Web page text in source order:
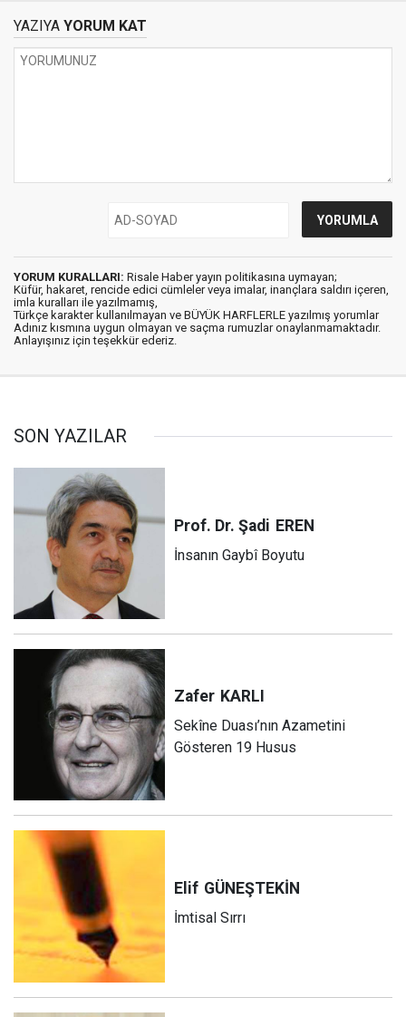
YAZIYA YORUM KAT
YORUM KURALLARI: Risale Haber yayın politikasına uymayan;
Küfür, hakaret, rencide edici cümleler veya imalar, inançlara saldırı içeren,
imla kuralları ile yazılmamış,
Türkçe karakter kullanılmayan ve BÜYÜK HARFLERLE yazılmış yorumlar
Adınız kısmına uygun olmayan ve saçma rumuzlar onaylanmamaktadır.
Anlayışınız için teşekkür ederiz.
SON YAZILAR
Prof. Dr. Şadi EREN
İnsanın Gaybî Boyutu
Zafer KARLI
Sekîne Duası’nın Azametini
Gösteren 19 Husus
Elif GÜNEŞTEKİN
İmtisal Sırrı